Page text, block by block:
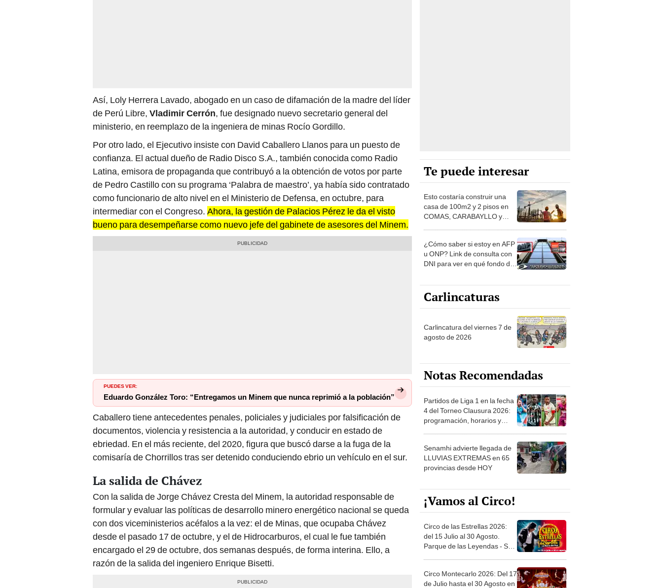
Así, Loly Herrera Lavado, abogado en un caso de difamación de la madre del líder
de Perú Libre, Vladimir Cerrón, fue designado nuevo secretario general del
ministerio, en reemplazo de la ingeniera de minas Rocío Gordillo.
Por otro lado, el Ejecutivo insiste con David Caballero Llanos para un puesto de
confianza. El actual dueño de Radio Disco S.A., también conocida como Radio
Latina, emisora de propaganda que contribuyó a la obtención de votos por parte
de Pedro Castillo con su programa ‘Palabra de maestro’, ya había sido contratado
como funcionario de alto nivel en el Ministerio de Defensa, en octubre, para
intermediar con el Congreso. Ahora, la gestión de Palacios Pérez le da el visto
bueno para desempeñarse como nuevo jefe del gabinete de asesores del Minem.
PUEDES VER:
Eduardo González Toro: “Entregamos un Minem que nunca reprimió a la población”
Caballero tiene antecedentes penales, policiales y judiciales por falsificación de
documentos, violencia y resistencia a la autoridad, y conducir en estado de
ebriedad. En el más reciente, del 2020, figura que buscó darse a la fuga de la
comisaría de Chorrillos tras ser detenido conduciendo ebrio un vehículo en el sur.
La salida de Chávez
Con la salida de Jorge Chávez Cresta del Minem, la autoridad responsable de
formular y evaluar las políticas de desarrollo minero energético nacional se queda
con dos viceministerios acéfalos a la vez: el de Minas, que ocupaba Chávez
desde el pasado 17 de octubre, y el de Hidrocarburos, el cual le fue también
encargado el 29 de octubre, dos semanas después, de forma interina. Ello, a
razón de la salida del ingeniero Enrique Bisetti.
Te puede interesar
Esto costaría construir una
casa de 100m2 y 2 pisos en
COMAS, CARABAYLLO y
¿Cómo saber si estoy en AFP
u ONP? Link de consulta con
DNI para ver en qué fondo de
Carlincaturas
Carlincatura del viernes 7 de
agosto de 2026
Notas Recomendadas
Partidos de Liga 1 en la fecha
4 del Torneo Clausura 2026:
programación, horarios y
Senamhi advierte llegada de
LLUVIAS EXTREMAS en 65
provincias desde HOY
¡Vamos al Circo!
Circo de las Estrellas 2026:
del 15 Julio al 30 Agosto.
Parque de las Leyendas - San
Circo Montecarlo 2026: Del 17
de Julio hasta el 30 Agosto en